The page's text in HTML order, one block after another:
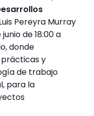
Pereyra Murray
de 18:00 a
donde
y
de trabajo
para la